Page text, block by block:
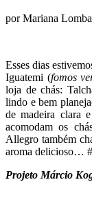
porMariana
Esses dias
Iguatemi (fomos
loja de chás:
lindo e bem
de madeira clara
acomodam os
Allegro também
aroma delicioso…
Projeto Márcio